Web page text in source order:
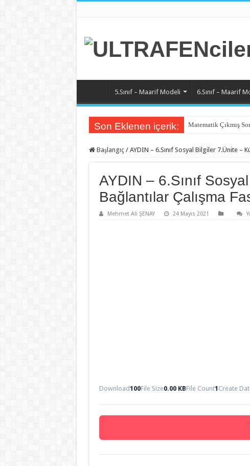
5.Sınıf – Maarif Modeli 6.Sınıf – Maarif
Son Eklenen içerik: Matematik Çıkmış
Başlangıç / AYDIN – 6.Sınıf Sosyal Bilgiler 7.Ünite –
AYDIN – 6.Sınıf
Bağlantılar Çalışma
Mehmet Ali ŞENAY 24 Mayıs 2021
Download100File Size0.00 KBFile Count1 Create